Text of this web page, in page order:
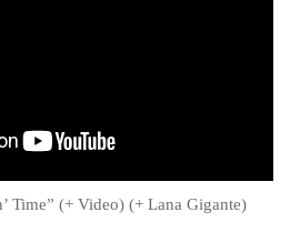
Time” (+ Video) (+ Lana Gigante)